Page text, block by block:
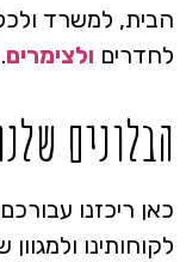
הבית, למשרד ולכל
לחדרים ולצימרים.
הבלונים
כאן ריכזנו
לקוחותינו